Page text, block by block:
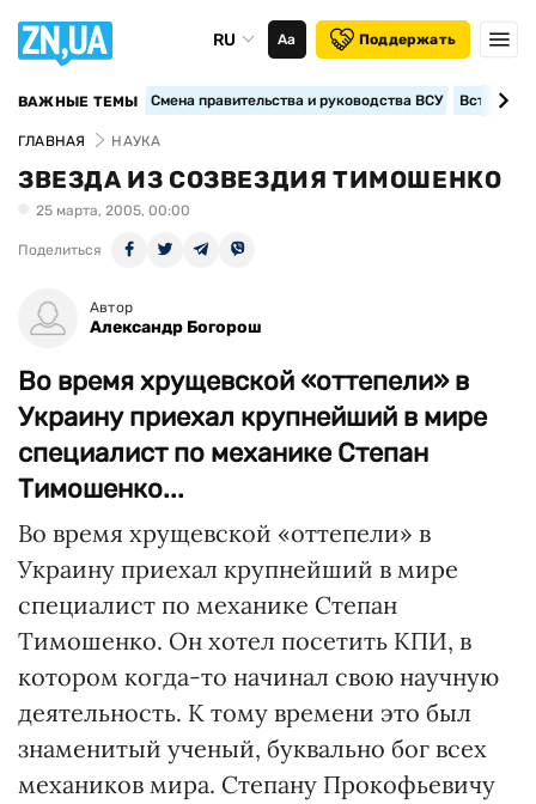
RU Аа Поддержать
ВАЖНЫЕ ТЕМЫ Смена правительства и руководства ВСУ
ГЛАВНАЯ НАУКА
ЗВЕЗДА ИЗ СОЗВЕЗДИЯ ТИМОШЕНКО
25 марта, 2005, 00:00
Поделиться
Автор
Александр Богорош
Во время хрущевской «оттепели» в
Украину приехал крупнейший в мире
специалист по механике Степан
Тимошенко...
Во время хрущевской «оттепели» в
Украину приехал крупнейший в мире
специалист по механике Степан
Тимошенко. Он хотел посетить КПИ, в
котором когда-то начинал свою научную
деятельность. К тому времени это был
знаменитый ученый, буквально бог всех
механиков мира. Степану Прокофьевичу